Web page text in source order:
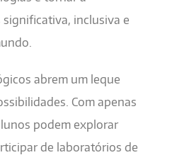
inclusiva e
abrem um leque
Com apenas
podem explorar
de laboratórios de